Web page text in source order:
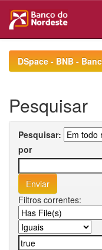
navigationDSpace - BNB -
Pesquisar
Pesquisar:
por
Filtros correntes: